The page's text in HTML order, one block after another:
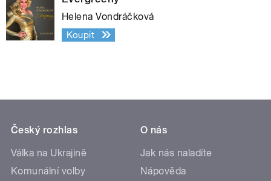
Helena Vondráčková
Koupit
Český rozhlas
Válka na Ukrajině
Komunální volby
O nás
Jak nás naladíte
Nápověda